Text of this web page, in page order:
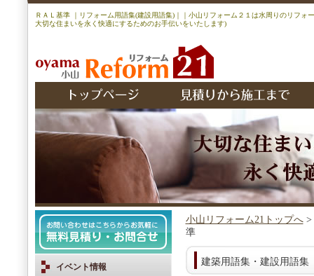
ＲＡＬ基準 ｜リフォーム用語集(建設用語集)｜｜小山リフォーム２１は水周りのリフォ
大切な住まいを永く快適にするためのお手伝いをいたします)
イベント情報
小山リフォーム21トップへ>
準
建築用語集・建設用語集